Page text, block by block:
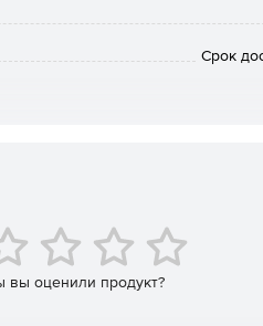
использования проходящего
комплекс для
для автоматизации
сигнала.
хранения и
телеканала, подготовки
Срок
вы оценили продукт?